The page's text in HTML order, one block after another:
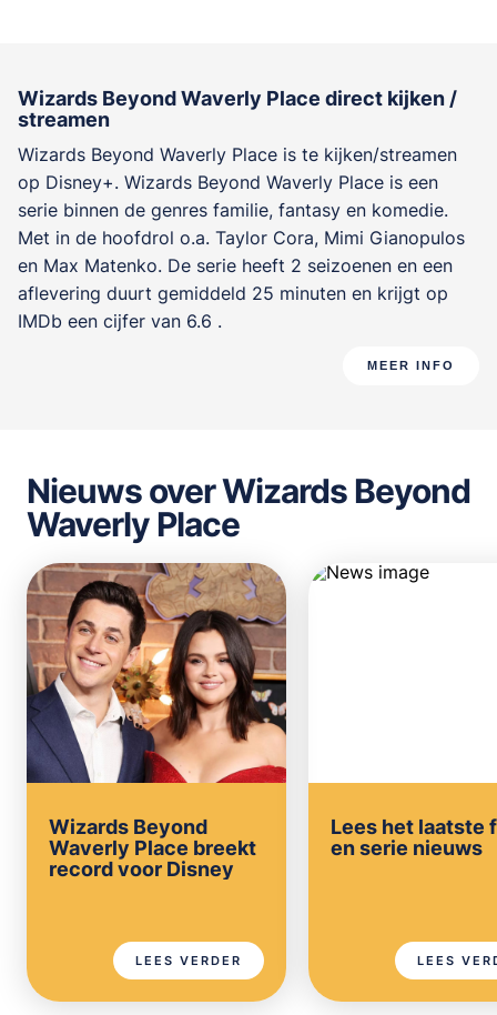
Wizards Beyond Waverly Place direct kijken /
streamen
Wizards Beyond Waverly Place is te kijken/streamen
op Disney+. Wizards Beyond Waverly Place is een
serie binnen de genres familie, fantasy en komedie.
Met in de hoofdrol o.a. Taylor Cora, Mimi Gianopulos
en Max Matenko. De serie heeft 2 seizoenen en een
aflevering duurt gemiddeld 25 minuten en krijgt op
IMDb een cijfer van 6.6 .
MEER INFO
Nieuws over Wizards Beyond
Waverly Place
Wizards Beyond
Waverly Place breekt
record voor Disney
LEES VERDER
Lees het laatste
en serie nieuws
LEES